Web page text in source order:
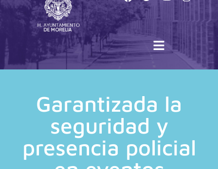
Garantizada la
seguridad y
presencia policial